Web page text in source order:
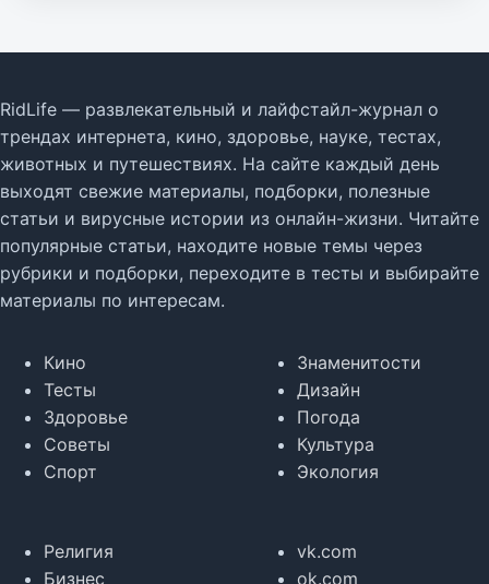
RidLife — развлекательный и лайфстайл-журнал о
трендах интернета, кино, здоровье, науке, тестах,
животных и путешествиях. На сайте каждый день
выходят свежие материалы, подборки, полезные
статьи и вирусные истории из онлайн-жизни. Читайте
популярные статьи, находите новые темы через
рубрики и подборки, переходите в тесты и выбирайте
материалы по интересам.
Кино
Тесты
Здоровье
Советы
Спорт
Знаменитости
Дизайн
Погода
Культура
Экология
Религия
Бизнес
vk.com
ok.com